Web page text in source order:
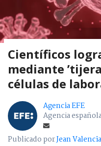
Científicos
mediante
células de
Agencia EFE
Agencia
Publicado porJean Valencia